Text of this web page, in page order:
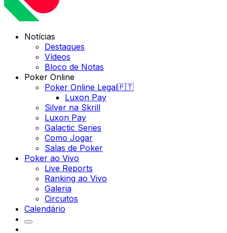
Notícias
Destaques
Vídeos
Bloco de Notas
Poker Online
Poker Online Legal🇵🇹
Luxon Pay
Silver na Skrill
Luxon Pay
Galactic Series
Como Jogar
Salas de Poker
Poker ao Vivo
Live Reports
Ranking ao Vivo
Galeria
Circuitos
Calendário